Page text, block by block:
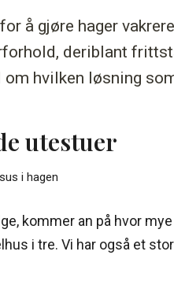
å gjøre hager
deriblant
om hvilken løsning
utestuer
kommer an på hvor
i tre. Vi har også et